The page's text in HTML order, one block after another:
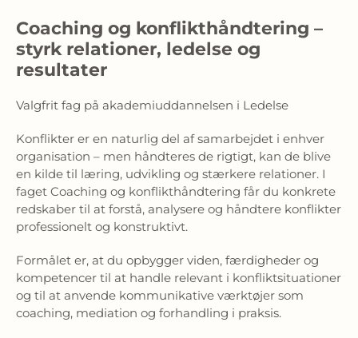
Coaching og konflikthåndtering –
styrk relationer, ledelse og
resultater
Valgfrit fag på akademiuddannelsen i Ledelse
Konflikter er en naturlig del af samarbejdet i enhver
organisation – men håndteres de rigtigt, kan de blive
en kilde til læring, udvikling og stærkere relationer. I
faget Coaching og konflikthåndtering får du konkrete
redskaber til at forstå, analysere og håndtere konflikter
professionelt og konstruktivt.
Formålet er, at du opbygger viden, færdigheder og
kompetencer til at handle relevant i konfliktsituationer
og til at anvende kommunikative værktøjer som
coaching, mediation og forhandling i praksis.